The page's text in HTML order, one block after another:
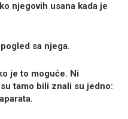
njegovih usana kada je
sa njega.
je to moguće. Ni
tamo bili znali su jedno: